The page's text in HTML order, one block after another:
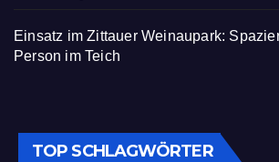
Einsatz im Zittauer Weinaupark:
Person im Teich
TOP SCHLAGWÖRTER